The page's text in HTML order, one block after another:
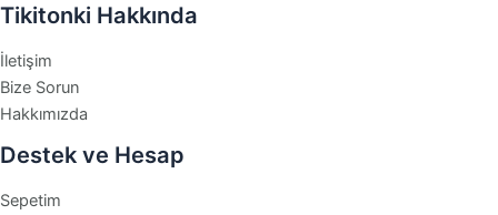
Tikitonki Hakkında
İletişim
Bize Sorun
Hakkımızda
Destek ve Hesap
Sepetim